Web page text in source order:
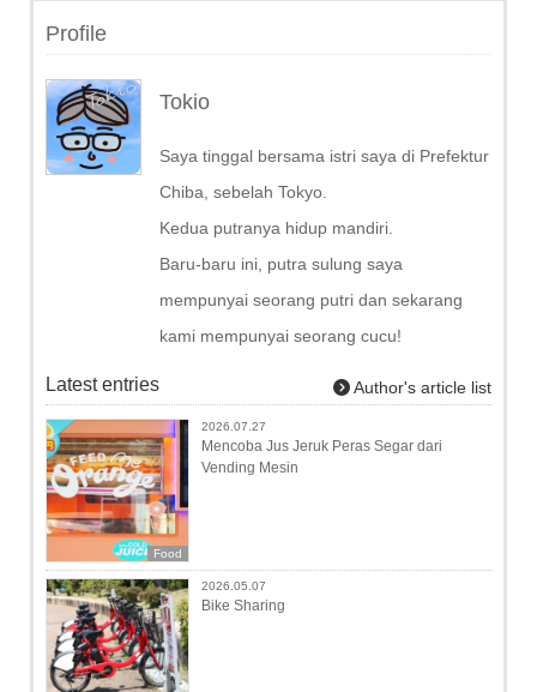
Profile
Tokio
Saya tinggal bersama istri saya di Prefektur
Chiba, sebelah Tokyo.
Kedua putranya hidup mandiri.
Baru-baru ini, putra sulung saya
mempunyai seorang putri dan sekarang
kami mempunyai seorang cucu!
Latest entries Author's article list
Food
2026.07.27
Mencoba Jus Jeruk Peras Segar dari
Vending Mesin
2026.05.07
Bike Sharing